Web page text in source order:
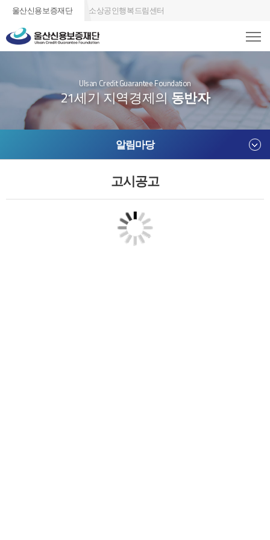
울산신용보증재단 소상공인행복드림센터
Ulsan Credit Guarantee Foundation
21세기 지역경제의동반자
알림마당
고시공고